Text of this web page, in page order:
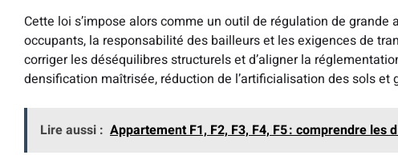
Cette loi s’impose alors comme un outil de régulation de
occupants, la responsabilité des bailleurs et les exigences de
corriger les déséquilibres structurels et d’aligner la
densification maîtrisée, réduction de l’artificialisation des sols
Lire aussi : Appartement F1, F2, F3, F4, F5 : comprendre